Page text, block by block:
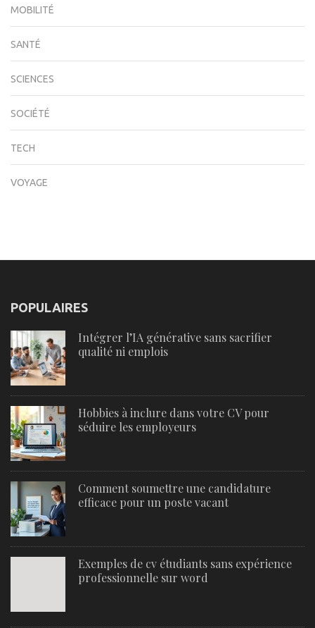
MOBILITÉ
SANTÉ
SCIENCES
SOCIÉTÉ
TECH
VOYAGE
POPULAIRES
Intégrer l’IA générative sans sacrifier
qualité ni emplois
Hobbies à inclure dans votre CV pour
séduire les employeurs
Comment soumettre une candidature
efficace pour un poste vacant
Exemples de cv étudiants sans expérience
professionnelle sur word